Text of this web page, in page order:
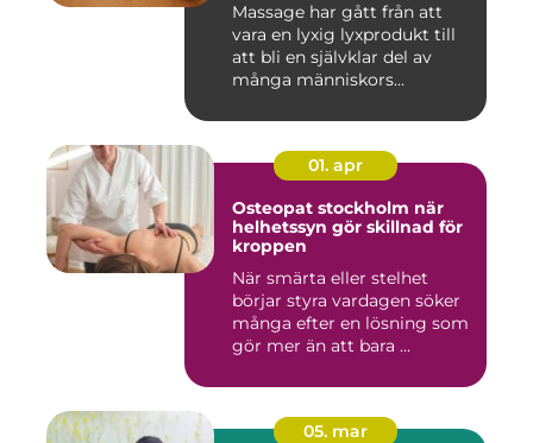
Massage har gått från att
vara en lyxig lyxprodukt till
att bli en självklar del av
många människors...
01. apr
Osteopat stockholm när
helhetssyn gör skillnad för
kroppen
När smärta eller stelhet
börjar styra vardagen söker
många efter en lösning som
gör mer än att bara ...
05. mar